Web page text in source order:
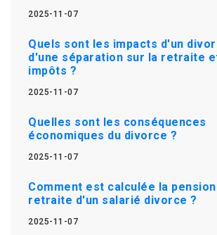
2025-11-07
Quels sont les impacts d'un
d'une séparation sur la retraite
impôts ?
2025-11-07
Quelles sont les conséquences
économiques du divorce ?
2025-11-07
Comment est calculée la
retraite d'un salarié divorce ?
2025-11-07